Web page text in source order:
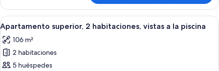
superior,
habitaciones
Abrir
todas
las
fotos
de
Una habitación de hotel moderna
8
Apartamento superior, 2 habitaciones, vistas a la piscina
106 m²
2 habitaciones
5 huéspedes